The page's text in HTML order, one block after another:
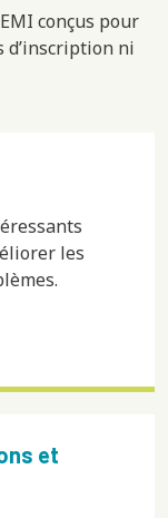
conçus pour
d’inscription ni
les
et